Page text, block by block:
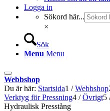
Logga in
Sökord här...
×
Sök
Menu Menu
Webbshop
Du är här: Startsida1 / Webbshop
Verktyg för Pressning4 / Övrigt5
Hydraulisk Presstång